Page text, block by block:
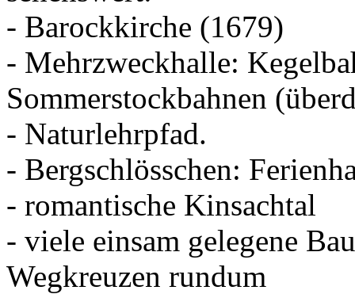
- Barockkirche (1679)
- Mehrzweckhalle:
Sommerstockbahnen
- Naturlehrpfad.
- Bergschlösschen:
- romantische Kinsachtal
- viele einsam gelegene
Wegkreuzen rundum